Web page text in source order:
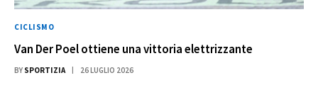
CICLISMO
Van Der Poel ottiene una vittoria elettrizzante
BY SPORTIZIA 26 LUGLIO 2026